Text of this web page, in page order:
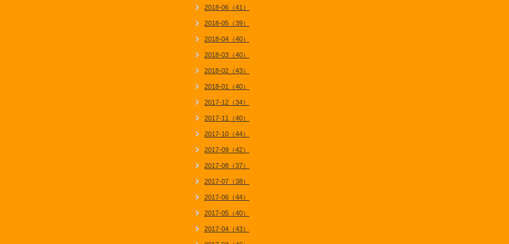
2018-06（41）
2018-05（39）
2018-04（40）
2018-03（40）
2018-02（43）
2018-01（40）
2017-12（34）
2017-11（40）
2017-10（44）
2017-09（42）
2017-08（37）
2017-07（38）
2017-06（44）
2017-05（40）
2017-04（43）